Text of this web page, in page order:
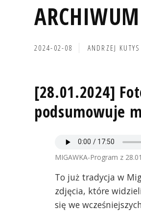
2024-02-08 ANDRZEJ KUTYS
[28.01.2024]
podsumowuje
MIGAWKA-Program z
To już tradycja w
zdjęcia, które
się we